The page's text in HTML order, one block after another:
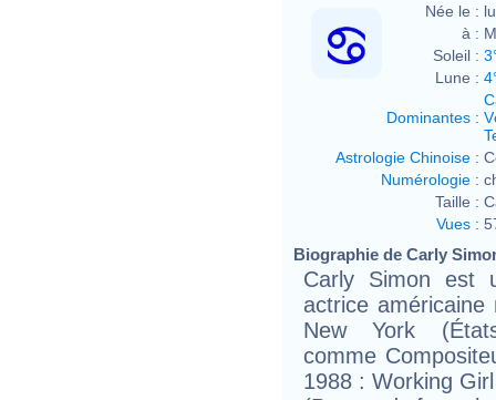
Née le :
à :
Soleil :
Lune :
Dominantes :
Astrologie Chinoise :
Numérologie :
Taille :
Vues :
Biographie de Carly
Carly Simon est
actrice
New York
comme
1988 : Working